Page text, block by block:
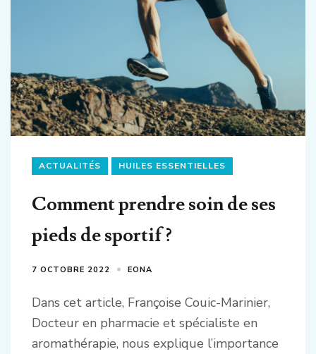
ACTUALITÉS HUILES ESSENTIELLES
Comment prendre soin de ses
pieds de sportif ?
7 OCTOBRE 2022 EONA
Dans cet article, Françoise Couic-Marinier,
Docteur en pharmacie et spécialiste en
aromathérapie, nous explique l’importance